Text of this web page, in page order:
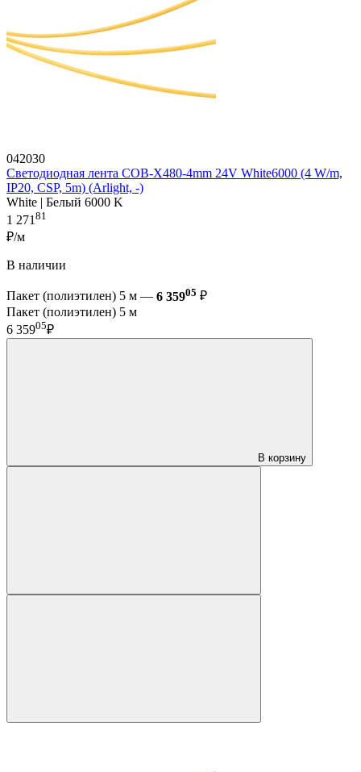
042030
Светодиодная лента COB-X480-4mm 24V White6000 (4 W/m,
IP20, CSP, 5m) (Arlight, -)
White | Белый 6000 K
1 27181
₽/м
В наличии
Пакет (полиэтилен) 5 м — 6 35905 ₽
Пакет (полиэтилен) 5 м
6 35905₽
В корзину